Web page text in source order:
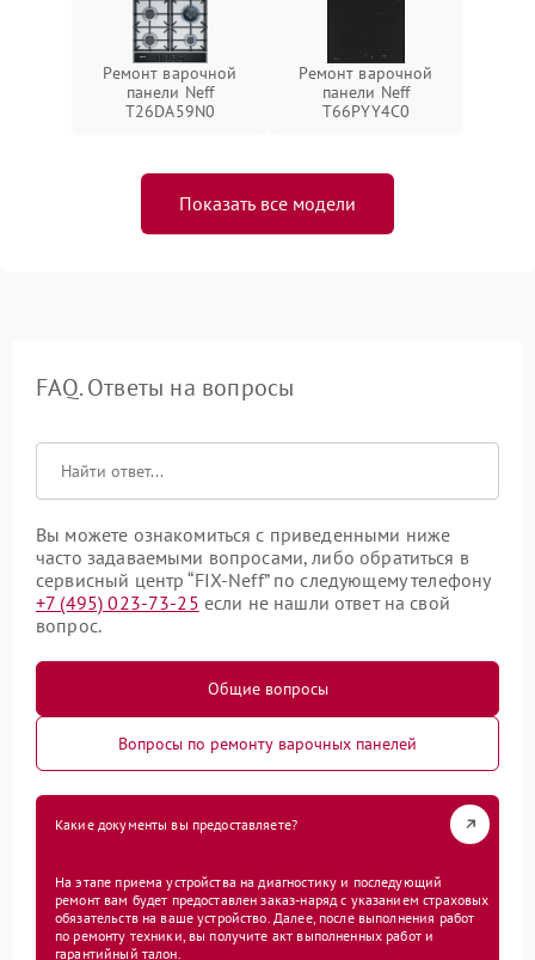
Ремонт варочной
панели Neff
T26DA59N0
Ремонт варочной
панели Neff
T66PYY4C0
Показать все модели
FAQ. Ответы на вопросы
Вы можете ознакомиться с приведенными ниже
часто задаваемыми вопросами, либо обратиться в
сервисный центр “FIX-Neff” по следующему телефону
+7 (495) 023-73-25 если не нашли ответ на свой
вопрос.
Общие вопросы
Вопросы по ремонту варочных панелей
Какие документы вы предоставляете?
На этапе приема устройства на диагностику и последующий
ремонт вам будет предоставлен заказ-наряд с указанием страховых
обязательств на ваше устройство. Далее, после выполнения работ
по ремонту техники, вы получите акт выполненных работ и
гарантийный талон.